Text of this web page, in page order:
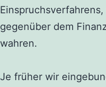
gegenüber dem
wahren.
Je früher wir